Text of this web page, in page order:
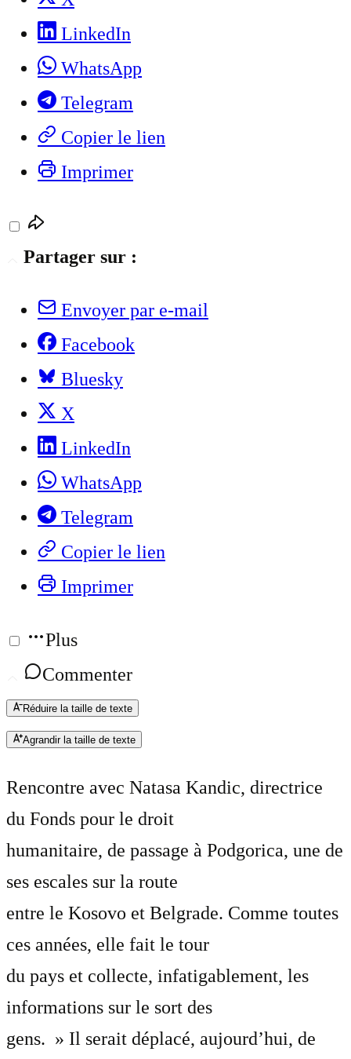
LinkedIn
WhatsApp
Telegram
Copier le lien
Imprimer
Partager sur :
Envoyer par e-mail
Facebook
Bluesky
X
LinkedIn
WhatsApp
Telegram
Copier le lien
Imprimer
Plus
Commenter
Réduire la taille de texte
Agrandir la taille de texte
Rencontre avec Natasa Kandic, directrice
du Fonds pour le droit
humanitaire, de passage à Podgorica, une de
ses escales sur la route
entre le Kosovo et Belgrade. Comme toutes
ces années, elle fait le tour
du pays et collecte, infatigablement, les
informations sur le sort des
gens. » Il serait déplacé, aujourd’hui, de